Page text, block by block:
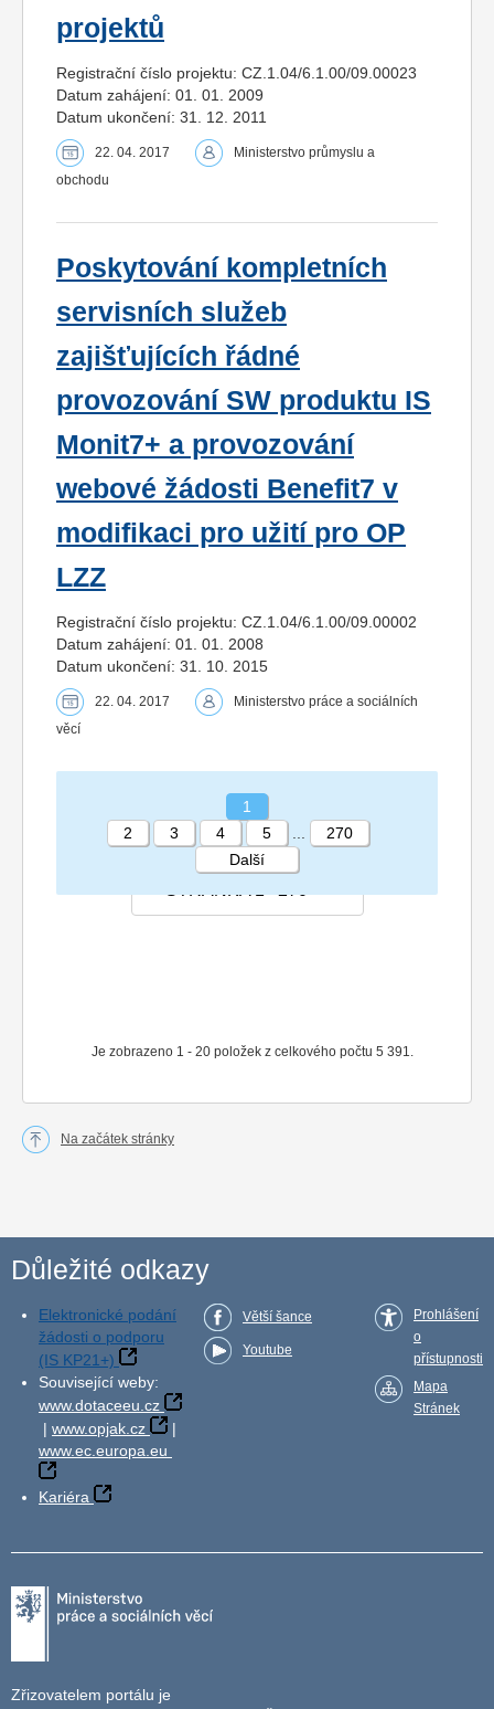
projektů
Registrační číslo projektu: CZ.1.04/6.1.00/09.00023
Datum zahájení: 01. 01. 2009
Datum ukončení: 31. 12. 2011
22. 04. 2017
Ministerstvo průmyslu a
obchodu
Poskytování kompletních
servisních služeb
zajišťujících řádné
provozování SW produktu IS
Monit7+ a provozování
webové žádosti Benefit7 v
modifikaci pro užití pro OP
LZZ
Registrační číslo projektu: CZ.1.04/6.1.00/09.00002
Datum zahájení: 01. 01. 2008
Datum ukončení: 31. 10. 2015
22. 04. 2017
Ministerstvo práce a sociálních
věcí
Je zobrazeno 1 - 20 položek z celkového počtu 5 391.
1
2
3 4 5
270
Další
Na začátek stránky
Důležité odkazy
Elektronické podání
žádosti o podporu
(IS KP21+)
Související weby:
www.dotaceeu.cz
| www.opjak.cz
|
www.ec.europa.eu
Kariéra
Větší šance
Youtube
Prohlášení
o
přístupnosti
Mapa
Stránek
Zřizovatelem portálu je